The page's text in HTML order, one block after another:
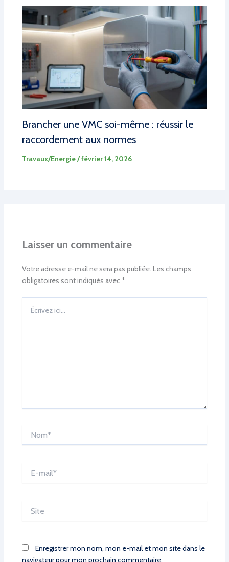
Brancher une VMC soi-même : réussir le
raccordement aux normes
Travaux/Energie/février 14, 2026
Laisser un commentaire
Votre adresse e-mail ne sera pas publiée. Les champs
obligatoires sont indiqués avec *
ici…
mail*
Enregistrer mon nom, mon e-mail et mon site dans le
navigateur pour mon prochain commentaire.